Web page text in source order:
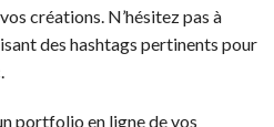
créations. N’hésitez pas à
des hashtags pertinents pour
portfolio en ligne de vos